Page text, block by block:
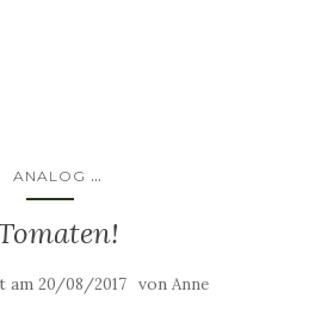
ANALOG ...
am20/08/2017 vonAnne